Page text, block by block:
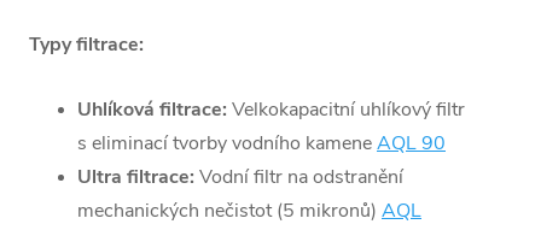
Typy filtrace:
Uhlíková filtrace: Velkokapacitní uhlíkový filtr
s eliminací tvorby vodního kameneAQL 90
Ultra filtrace: Vodní filtr na odstranění
mechanických nečistot (5 mikronů) AQL